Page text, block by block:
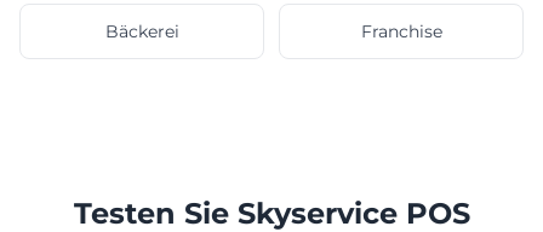
Bäckerei Franchise
Testen Sie Skyservice POS